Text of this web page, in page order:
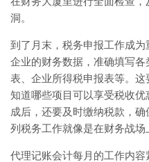
洞。
到了月末，税务申报工作成
企业的财务数据，准确填写
表、企业所得税申报表等。这
知道哪些项目可以享受税收
成后，还要及时缴纳税款，
列税务工作就像是在财务战场
代理记账会计每月的工作内